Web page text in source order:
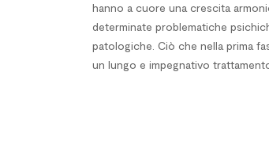
hanno a cuore una crescita
determinate problematiche
patologiche. Ciò che nella prima
un lungo e impegnativo